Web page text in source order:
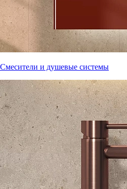
Смесители и душевые системы